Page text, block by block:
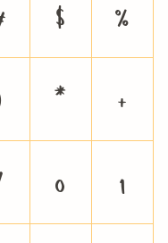
$
%
*
+
0
1